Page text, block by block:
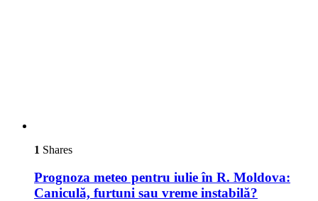
1 Shares
Prognoza meteo pentru iulie în R. Moldova:
Caniculă, furtuni sau vreme instabilă?